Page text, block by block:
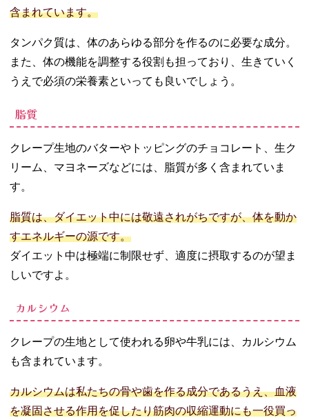
含まれています。
タンパク質は、体のあらゆる部分を作るのに必要な成分。
また、体の機能を調整する役割も担っており、生きていく
うえで必須の栄養素といっても良いでしょう。
脂質
クレープ生地のバターやトッピングのチョコレート、生ク
リーム、マヨネーズなどには、脂質が多く含まれていま
す。
脂質は、ダイエット中には敬遠されがちですが、体を動か
すエネルギーの源です。
ダイエット中は極端に制限せず、適度に摂取するのが望ま
しいですよ。
カルシウム
クレープの生地として使われる卵や牛乳には、カルシウム
も含まれています。
カルシウムは私たちの骨や歯を作る成分であるうえ、血液
を凝固させる作用を促したり筋肉の収縮運動にも一役買っ